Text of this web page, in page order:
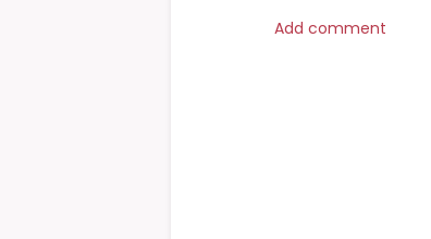
Add comment